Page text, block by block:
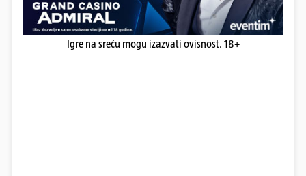
Igre na sreću mogu izazvati ovisnost. 18+